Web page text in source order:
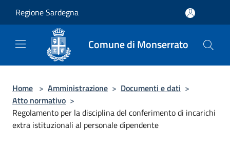
Regione Sardegna
Comune di Monserrato
Home > Amministrazione > Documenti e dati >
Atto normativo >
Regolamento per la disciplina del conferimento di incarichi
extra istituzionali al personale dipendente